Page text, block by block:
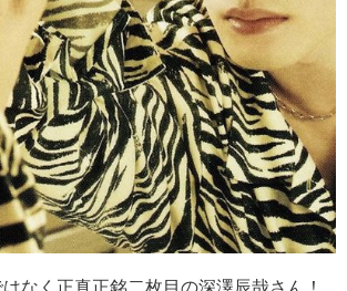
なく正真正銘二枚目の深澤辰哉さん！